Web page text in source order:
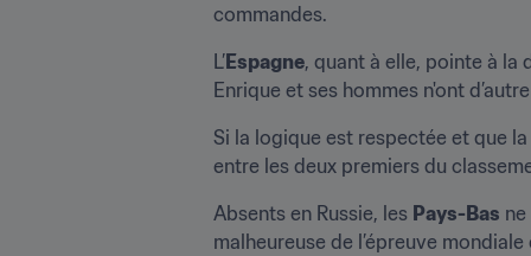
commandes.
L’Espagne, quant à elle, pointe à la
Enrique et ses hommes n'ont
Si la logique est respectée et que la
entre les deux premiers du
Absents en Russie, les Pays-Bas
malheureuse de l’épreuve